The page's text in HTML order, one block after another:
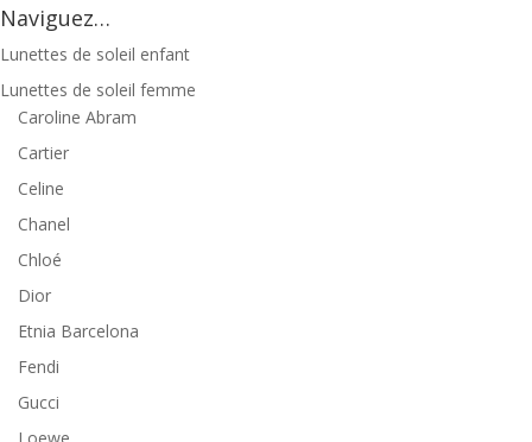
Naviguez…
Lunettes de soleil enfant
Lunettes de soleil femme
Caroline Abram
Cartier
Celine
Chanel
Chloé
Dior
Etnia Barcelona
Fendi
Gucci
Loewe